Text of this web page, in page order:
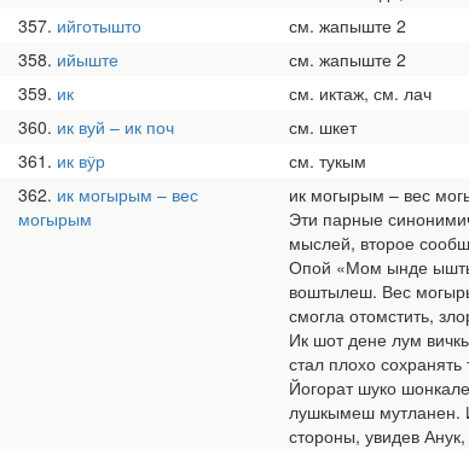
357 ийготышто
см. жапыште 2
358 ийыште
см. жапыште 2
359 ик
см. иктаж, см. лач
360 ик вуй – ик поч
см. шкет
361 ик вӱр
см. тукым
362 ик могырым – вес
могырым
ик могырым – вес
Эти парные
мыслей, второе
Опой «Мом ынде
воштылеш. Вес
смогла отомстить,
Ик шот дене лум
стал плохо сохранять
Йогорат шуко
лушкымеш мутланен.
стороны, увидев